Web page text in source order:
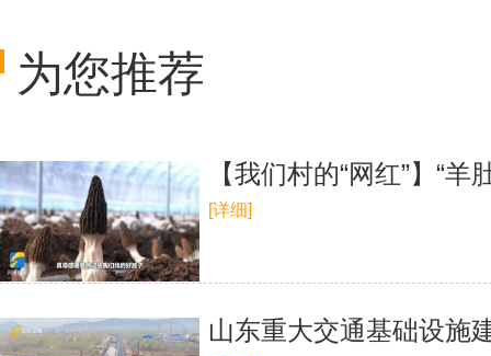
为您推荐
【我们村的“网红”】“
[详细]
山东重大交通基础设施